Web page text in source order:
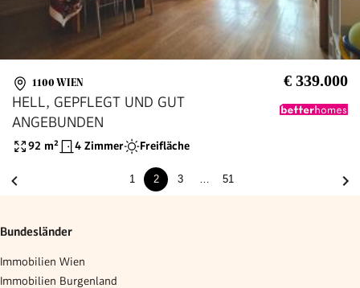
1100 WIEN € 339.000
HELL, GEPFLEGT UND GUT
ANGEBUNDEN
92 m² 4 Zimmer Freifläche
1 2 3 51
Bundesländer
Immobilien Wien
Immobilien Burgenland